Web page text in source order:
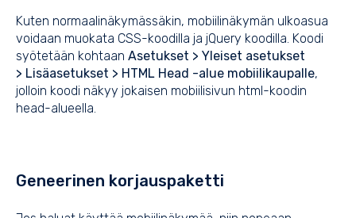
Kuten normaalinäkymässäkin, mobiilinäkymän ulkoasua
voidaan muokata CSS-koodilla ja jQuery koodilla. Koodi
syötetään kohtaan Asetukset > Yleiset asetukset
> Lisäasetukset > HTML Head -alue mobiilikaupalle,
jolloin koodi näkyy jokaisen mobiilisivun html-koodin
head-alueella.
Geneerinen korjauspaketti